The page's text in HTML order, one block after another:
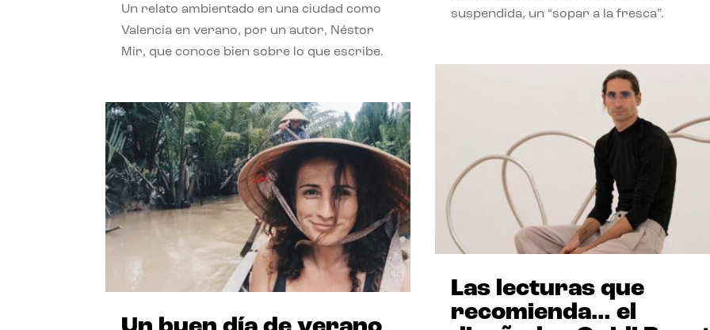
Un relato ambientado en una ciudad como
Valencia en verano, por un autor, Néstor
Mir, que conoce bien sobre lo que escribe.
suspendida, un “sopar a la fresca”.
Las lecturas que
recomienda… el